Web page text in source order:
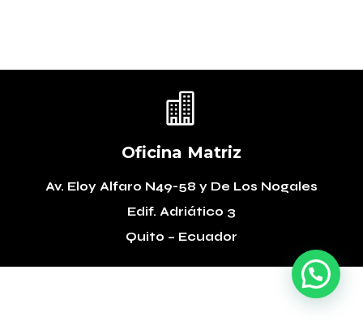

Oficina Matriz
Av. Eloy Alfaro N49-58 y De Los Nogales
Edif. Adriático 3
Quito – Ecuador